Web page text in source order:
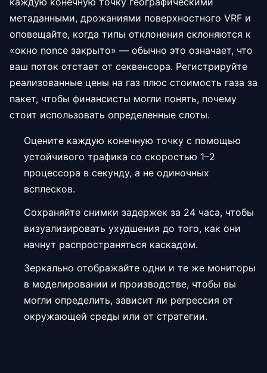
метаданными, дрожаниями поверхностного VRF и
оповещайте, когда типы отклонения склоняются к
«окно nonce закрыто» — обычно это означает, что
ваш поток отстает от секвенсора. Регистрируйте
реализованные цены на газ плюс стоимость газа за
пакет, чтобы финансисты могли понять, почему
стоит использовать определенные слоты.
Оцените каждую конечную точку с помощью
устойчивого трафика со скоростью 1–2
процессора в секунду, а не одиночных
всплесков.
Сохраняйте снимки задержек за 24 часа, чтобы
визуализировать ухудшения до того, как они
начнут распространяться каскадом.
Зеркально отображайте одни и те же мониторы
в моделировании и производстве, чтобы вы
могли определить, зависит ли регрессия от
окружающей среды или от стратегии.